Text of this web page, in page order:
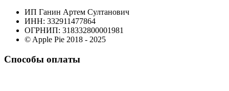
ИП Ганин Артем Султанович
ИНН: 332911477864
ОГРНИП: 318332800001981
© Apple Pie 2018 - 2025
Способы оплаты